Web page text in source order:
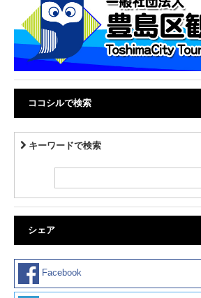
ココシルで検索
キーワードで検索
シェア
Facebook